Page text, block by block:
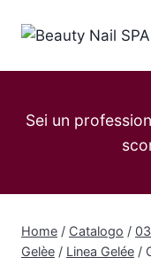
Sei un
Home / Catalogo /
Gelèe / Linea Gelée /